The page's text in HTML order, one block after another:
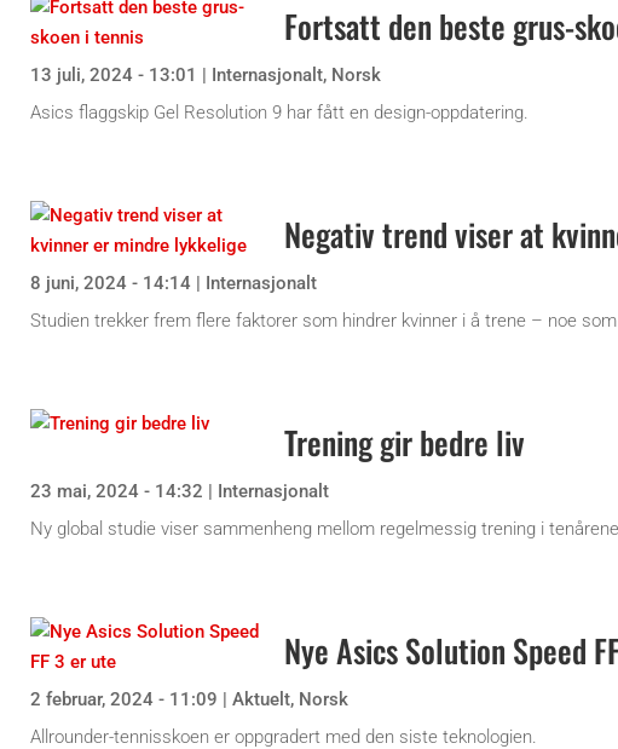
Fortsatt den beste grus-
13 juli, 2024 - 13:01 | Internasjonalt, Norsk
Asics flaggskip Gel Resolution 9 har fått en design-oppdatering.
Negativ trend viser at
8 juni, 2024 - 14:14 | Internasjonalt
Studien trekker frem flere faktorer som hindrer kvinner i å trene – noe
Trening gir bedre liv
23 mai, 2024 - 14:32 | Internasjonalt
Ny global studie viser sammenheng mellom regelmessig trening i
Nye Asics Solution Speed
2 februar, 2024 - 11:09 | Aktuelt, Norsk
Allrounder-tennisskoen er oppgradert med den siste teknologien.